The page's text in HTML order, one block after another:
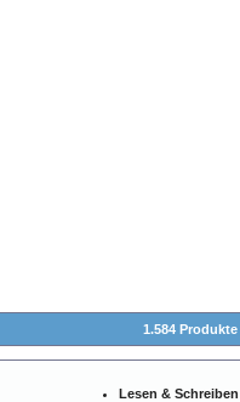
1.584
Lesen & Schreiben